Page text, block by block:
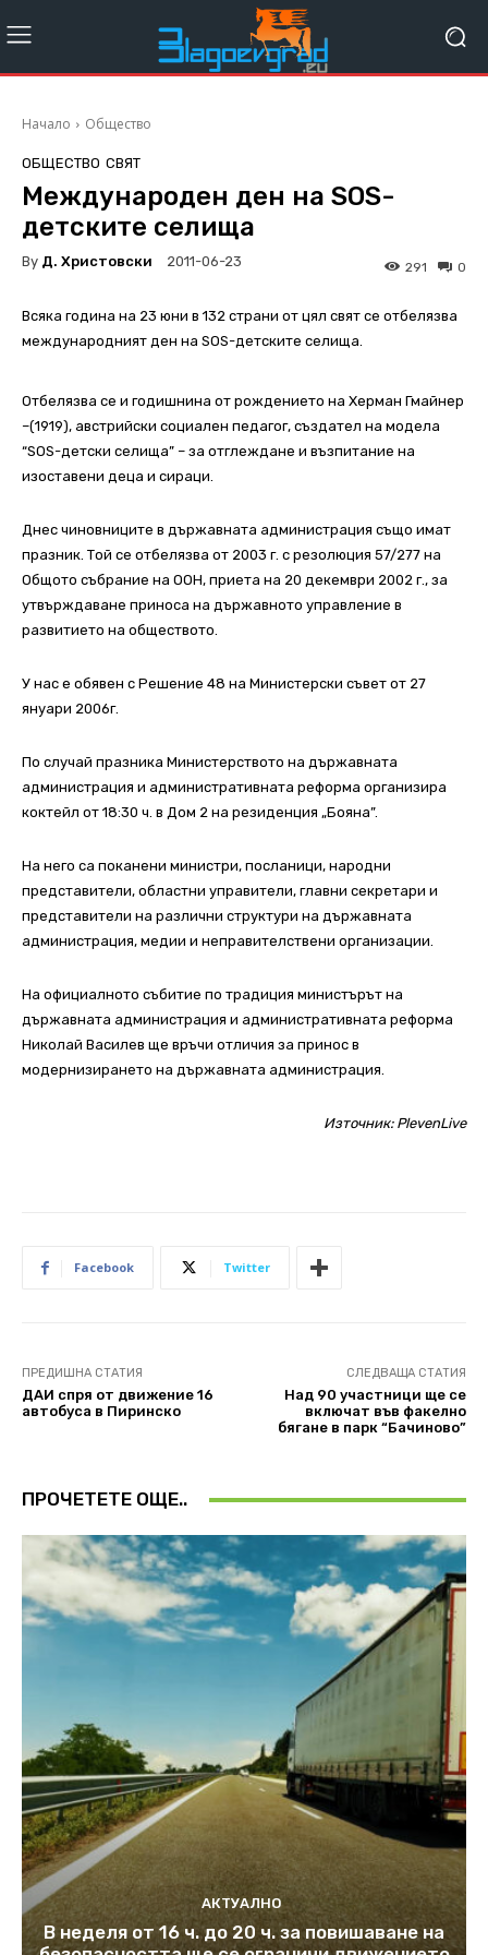
Начало Общество
ОБЩЕСТВО СВЯТ
Международен ден на SOS-
детските селища
By Д. Христовски 2011-06-23 0
291
Всяка година на 23 юни в 132 страни от цял свят се отбелязва
международният ден на SOS-детските селища.
Отбелязва се и годишнина от рождението на Херман Гмайнер
–(1919), австрийски социален педагог, създател на модела
“SOS-детски селища” – за отглеждане и възпитание на
изоставени деца и сираци.
Днес чиновниците в държавната администрация също имат
празник. Той се отбелязва от 2003 г. с резолюция 57/277 на
Общото събрание на ООН, приета на 20 декември 2002 г., за
утвърждаване приноса на държавното управление в
развитието на обществото.
У нас е обявен с Решение 48 на Министерски съвет от 27
януари 2006г.
По случай празника Министерството на държавната
администрация и административната реформа организира
коктейл от 18:30 ч. в Дом 2 на резиденция „Бояна”.
На него са поканени министри, посланици, народни
представители, областни управители, главни секретари и
представители на различни структури на държавната
администрация, медии и неправителствени организации.
На официалното събитие по традиция министърът на
държавната администрация и административната реформа
Николай Василев ще връчи отличия за принос в
модернизирането на държавната администрация.
Източник: PlevenLive
Facebook Twitter
ПРЕДИШНА СТАТИЯ
ДАИ спря от движение 16
автобуса в Пиринско
СЛЕДВАЩА СТАТИЯ
Над 90 участници ще се
включат във факелно
бягане в парк “Бачиново”
ПРОЧЕТЕТЕ ОЩЕ..
АКТУАЛНО
В неделя от 16 ч. до 20 ч. за повишаване на